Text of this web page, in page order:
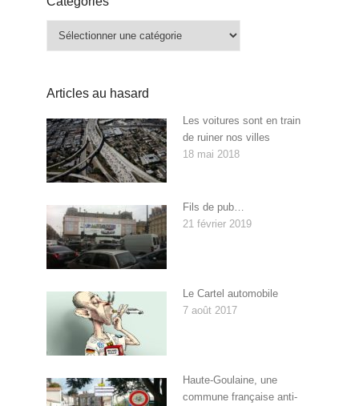
Articles au hasard
Les voitures sont en train
de ruiner nos villes
18 mai 2018
Fils de pub…
21 février 2019
Le Cartel automobile
7 août 2017
Haute-Goulaine, une
commune française anti-